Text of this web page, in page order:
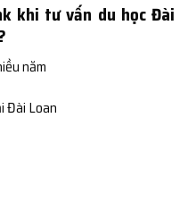
khi tư vấn du học Đài
năm
Đài Loan